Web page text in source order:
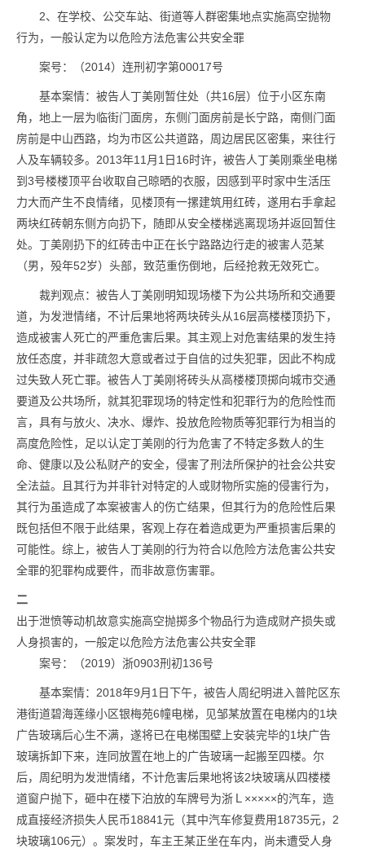
2、在学校、公交车站、街道等人群密集地点实施高空抛物
行为，一般认定为以危险方法危害公共安全罪
案号：（2014）连刑初字第00017号
基本案情：被告人丁美刚暂住处（共16层）位于小区东南
角，地上一层为临街门面房，东侧门面房前是长宁路，南侧门面
房前是中山西路，均为市区公共道路，周边居民区密集，来往行
人及车辆较多。2013年11月1日16时许，被告人丁美刚乘坐电梯
到3号楼楼顶平台收取自己晾晒的衣服，因感到平时家中生活压
力大而产生不良情绪，见楼顶有一摞建筑用红砖，遂用右手拿起
两块红砖朝东侧方向扔下，随即从安全楼梯逃离现场并返回暂住
处。丁美刚扔下的红砖击中正在长宁路路边行走的被害人范某
（男，殁年52岁）头部，致范重伤倒地，后经抢救无效死亡。
裁判观点：被告人丁美刚明知现场楼下为公共场所和交通要
道，为发泄情绪，不计后果地将两块砖头从16层高楼楼顶扔下，
造成被害人死亡的严重危害后果。其主观上对危害结果的发生持
放任态度，并非疏忽大意或者过于自信的过失犯罪，因此不构成
过失致人死亡罪。被告人丁美刚将砖头从高楼楼顶掷向城市交通
要道及公共场所，就其犯罪现场的特定性和犯罪行为的危险性而
言，具有与放火、决水、爆炸、投放危险物质等犯罪行为相当的
高度危险性，足以认定丁美刚的行为危害了不特定多数人的生
命、健康以及公私财产的安全，侵害了刑法所保护的社会公共安
全法益。且其行为并非针对特定的人或财物所实施的侵害行为，
其行为虽造成了本案被害人的伤亡结果，但其行为的危险性后果
既包括但不限于此结果，客观上存在着造成更为严重损害后果的
可能性。综上，被告人丁美刚的行为符合以危险方法危害公共安
全罪的犯罪构成要件，而非故意伤害罪。
二
出于泄愤等动机故意实施高空抛掷多个物品行为造成财产损失或
人身损害的，一般定以危险方法危害公共安全罪
案号：（2019）浙0903刑初136号
基本案情：2018年9月1日下午，被告人周纪明进入普陀区东
港街道碧海莲缘小区银梅苑6幢电梯，见邹某放置在电梯内的1块
广告玻璃后心生不满，遂将已在电梯围壁上安装完毕的1块广告
玻璃拆卸下来，连同放置在地上的广告玻璃一起搬至四楼。尔
后，周纪明为发泄情绪，不计危害后果地将该2块玻璃从四楼楼
道窗户抛下，砸中在楼下泊放的车牌号为浙Ｌ×××××的汽车，造
成直接经济损失人民币18841元（其中汽车修复费用18735元，2
块玻璃106元）。案发时，车主王某正坐在车内，尚未遭受人身